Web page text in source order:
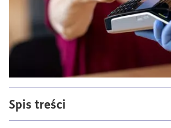
Spis treści